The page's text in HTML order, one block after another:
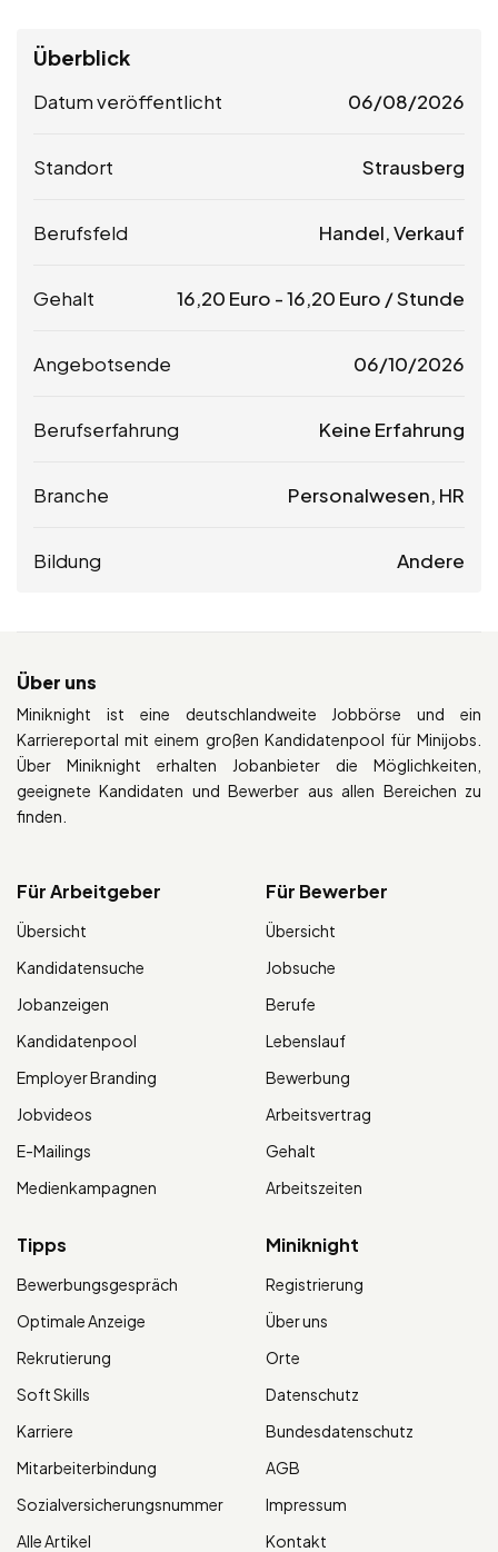
Überblick
Datum veröffentlicht 06/08/2026
Standort Strausberg
Berufsfeld Handel, Verkauf
Gehalt 16,20 Euro -16,20 Euro / Stunde
Angebotsende 06/10/2026
Berufserfahrung Keine Erfahrung
Branche Personalwesen, HR
Bildung Andere
Über uns
Miniknight ist eine deutschlandweite Jobbörse und ein
Karriereportal mit einem großen Kandidatenpool für Minijobs.
Über Miniknight erhalten Jobanbieter die Möglichkeiten,
geeignete Kandidaten und Bewerber aus allen Bereichen zu
finden.
Für Arbeitgeber
Übersicht
Kandidatensuche
Jobanzeigen
Kandidatenpool
Employer Branding
Jobvideos
E-Mailings
Medienkampagnen
Für Bewerber
Übersicht
Jobsuche
Berufe
Lebenslauf
Bewerbung
Arbeitsvertrag
Gehalt
Arbeitszeiten
Tipps
Bewerbungsgespräch
Optimale Anzeige
Rekrutierung
Soft Skills
Karriere
Mitarbeiterbindung
Sozialversicherungsnummer
Alle Artikel
Miniknight
Registrierung
Über uns
Orte
Datenschutz
Bundesdatenschutz
AGB
Impressum
Kontakt